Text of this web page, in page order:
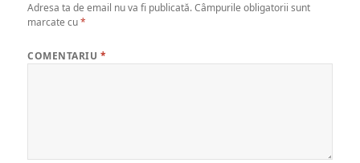
Adresa ta de email nu va fi publicată. Câmpurile obligatorii sunt
marcate cu*
COMENTARIU *